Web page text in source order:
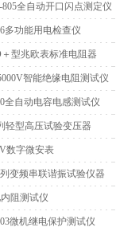
全自动开口闪点测定仪
多功能用电检查仪
型兆欧表标准电阻器
智能绝缘电阻测试仪
全自动电容电感测试仪
轻型高压试验变压器
数字微安表
变频串联谐振试验仪器
阻测试仪
微机继电保护测试仪